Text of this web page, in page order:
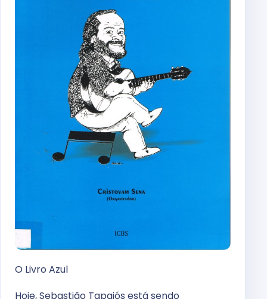
O Livro Azul
Hoje, Sebastião Tapajós está sendo